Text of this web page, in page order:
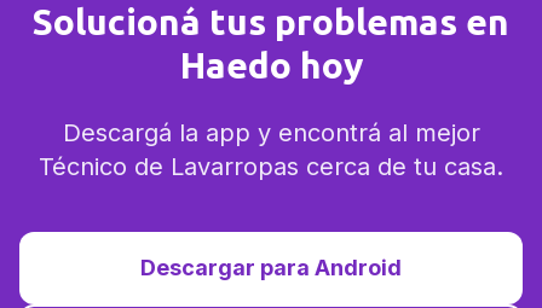
Solucioná tus problemas en
Haedo hoy
Descargá la app y encontrá al mejor
Técnico de Lavarropas cerca de tu casa.
Descargar para Android